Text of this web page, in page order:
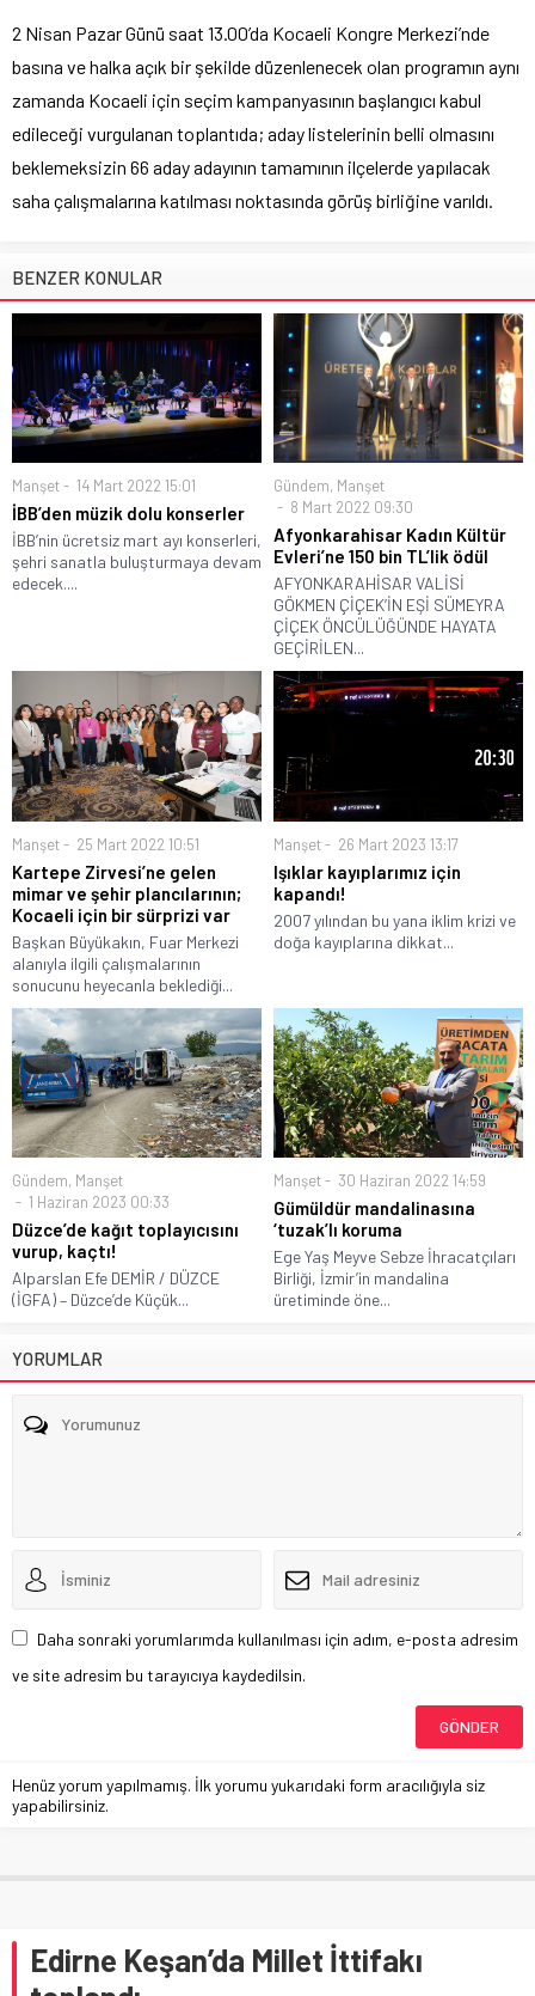
2 Nisan Pazar Günü saat 13.00’da Kocaeli Kongre Merkezi’nde
basına ve halka açık bir şekilde düzenlenecek olan programın aynı
zamanda Kocaeli için seçim kampanyasının başlangıcı kabul
edileceği vurgulanan toplantıda; aday listelerinin belli olmasını
beklemeksizin 66 aday adayının tamamının ilçelerde yapılacak
saha çalışmalarına katılması noktasında görüş birliğine varıldı.
BENZER KONULAR
Manşet 14 Mart 2022 15:01
İBB’den müzik dolu konserler
İBB’nin ücretsiz mart ayı konserleri,
şehri sanatla buluşturmaya devam
edecek....
Gündem, Manşet
8 Mart 2022 09:30
Afyonkarahisar Kadın Kültür
Evleri’ne 150 bin TL’lik ödül
AFYONKARAHİSAR VALİSİ
GÖKMEN ÇİÇEK’İN EŞİ SÜMEYRA
ÇİÇEK ÖNCÜLÜĞÜNDE HAYATA
GEÇİRİLEN...
Manşet 25 Mart 2022 10:51
Kartepe Zirvesi’ne gelen
mimar ve şehir plancılarının;
Kocaeli için bir sürprizi var
Başkan Büyükakın, Fuar Merkezi
alanıyla ilgili çalışmalarının
sonucunu heyecanla beklediği...
Manşet 26 Mart 2023 13:17
Işıklar kayıplarımız için
kapandı!
2007 yılından bu yana iklim krizi ve
doğa kayıplarına dikkat...
Gündem, Manşet
1 Haziran 2023 00:33
Düzce’de kağıt toplayıcısını
vurup, kaçtı!
Alparslan Efe DEMİR / DÜZCE
(İGFA) – Düzce’de Küçük...
Manşet 30 Haziran 2022 14:59
Gümüldür mandalinasına
‘tuzak’lı koruma
Ege Yaş Meyve Sebze İhracatçıları
Birliği, İzmir’in mandalina
üretiminde öne...
YORUMLAR
Daha sonraki yorumlarımda kullanılması için adım, e-posta adresim
ve site adresim bu tarayıcıya kaydedilsin.
Henüz yorum yapılmamış. İlk yorumu yukarıdaki form aracılığıyla siz
yapabilirsiniz.
Edirne Keşan’da Millet İttifakı